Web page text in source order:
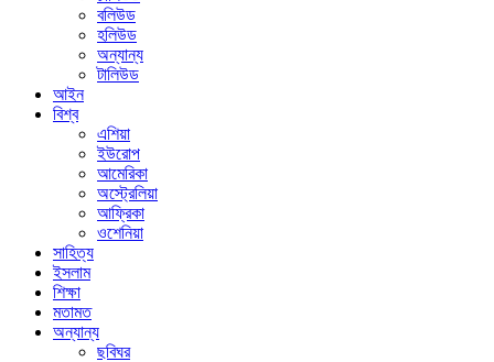
বলিউড
হলিউড
অন্যান্য
টালিউড
আইন
বিশ্ব
এশিয়া
ইউরোপ
আমেরিকা
অস্ট্রেলিয়া
আফ্রিকা
ওশেনিয়া
সাহিত্য
ইসলাম
শিক্ষা
মতামত
অন্যান্য
ছবিঘর